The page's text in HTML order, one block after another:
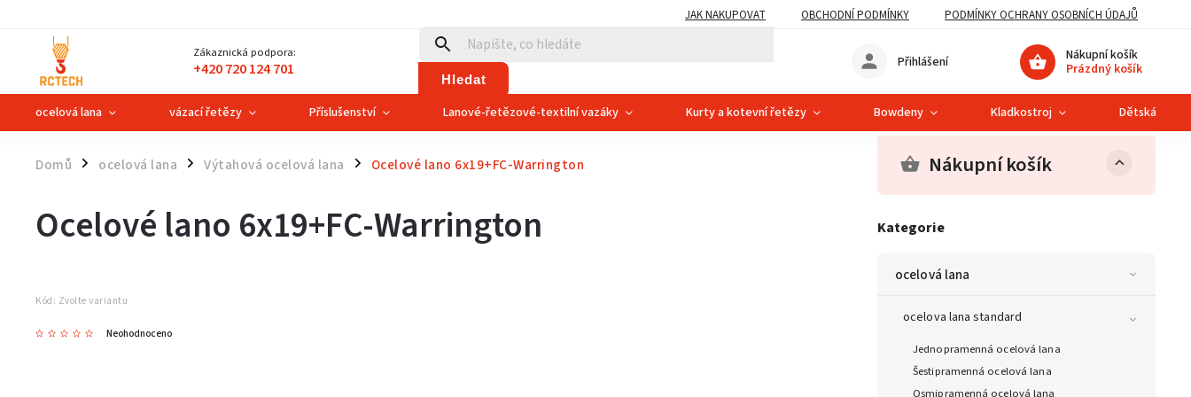
JAK NAKUPOVAT OBCHODNÍ PODMÍNKY PODMÍNKY OCHRANY OSOBNÍCH ÚDAJŮ
Zákaznická podpora:
+420 720 124 701 Hledat
Nákupní košík
Prázdný košík
Přihlášení
ocelová lana vázací řetězy Příslušenství Lanové-řetězové-textilní vazáky Kurty a kotevní řetězy Bowdeny Kladkostroj Dětská
Domů / ocelová lana / Výtahová ocelová lana / Ocelové lano 6x19+FC-Warrington Nákupní košík
Kategorie
ocelová lana
ocelova lana standard
Jednopramenná ocelová lana
Šestipramenná ocelová lana
Osmipramenná ocelová lana
Ocelové lano 6x19+FC-Warrington
Kód: Zvolte variantu
Neohodnoceno